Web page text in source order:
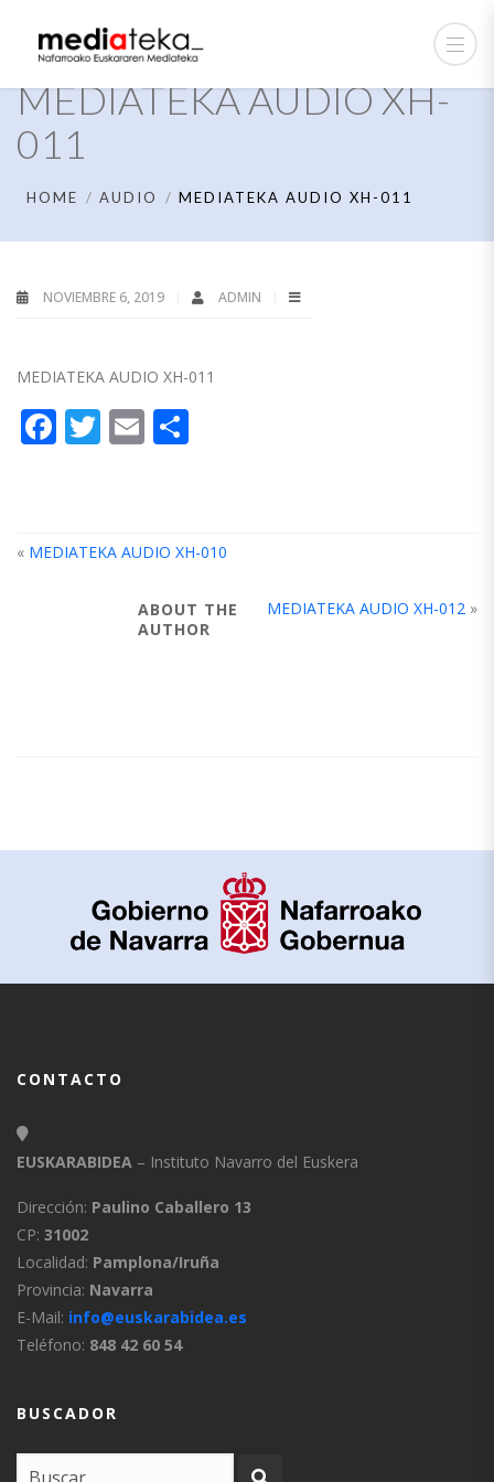
MEDIATEKA AUDIO XH-
011
HOME AUDIO MEDIATEKA AUDIO XH-011
NOVIEMBRE 6, 2019 ADMIN
MEDIATEKA AUDIO XH-011
Facebook
Twitter
Email
« MEDIATEKA AUDIO XH-010
MEDIATEKA AUDIO XH-012 »
ABOUT THE
AUTHOR
CONTACTO
EUSKARABIDEA – Instituto Navarro del Euskera
Dirección: Paulino Caballero 13
CP: 31002
Localidad: Pamplona/Iruña
Provincia: Navarra
E-Mail: info@euskarabidea.es
Teléfono: 848 42 60 54
BUSCADOR